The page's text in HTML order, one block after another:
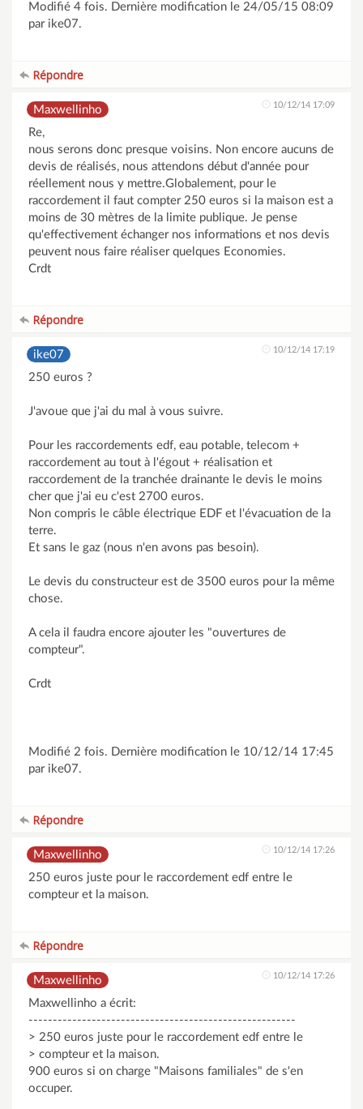
Modifié 4 fois. Dernière modification le 24/05/15 08:09
par ike07.
Répondre
Maxwellinho 10/12/14 17:09
Re,
nous serons donc presque voisins. Non encore aucuns de
devis de réalisés, nous attendons début d'année pour
réellement nous y mettre.Globalement, pour le
raccordement il faut compter 250 euros si la maison est a
moins de 30 mètres de la limite publique. Je pense
qu'effectivement échanger nos informations et nos devis
peuvent nous faire réaliser quelques Economies.
Crdt
Répondre
ike07 10/12/14 17:19
250 euros ?
J'avoue que j'ai du mal à vous suivre.
Pour les raccordements edf, eau potable, telecom +
raccordement au tout à l'égout + réalisation et
raccordement de la tranchée drainante le devis le moins
cher que j'ai eu c'est 2700 euros.
Non compris le câble électrique EDF et l'évacuation de la
terre.
Et sans le gaz (nous n'en avons pas besoin).
Le devis du constructeur est de 3500 euros pour la même
chose.
A cela il faudra encore ajouter les "ouvertures de
compteur".
Crdt
Modifié 2 fois. Dernière modification le 10/12/14 17:45
par ike07.
Répondre
Maxwellinho 10/12/14 17:26
250 euros juste pour le raccordement edf entre le
compteur et la maison.
Répondre
Maxwellinho 10/12/14 17:26
Maxwellinho a écrit:
-------------------------------------------------------
> 250 euros juste pour le raccordement edf entre le
> compteur et la maison.
900 euros si on charge "Maisons familiales" de s'en
occuper.